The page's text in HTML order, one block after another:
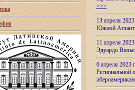
>>>
13 апреля
Южной
11 апреля
Эдуардо
6 апреля
Региональной